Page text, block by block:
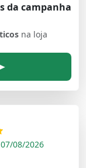
da campanha
na loja
08/2026